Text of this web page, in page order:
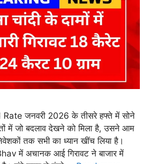
जनवरी 2026 के तीसरे हफ्ते में सोने
में जो बदलाव देखने को मिला है, उसने आम
तक सभी का ध्यान खींच लिया है।
में अचानक आई गिरावट ने बाजार में